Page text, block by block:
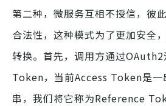
第二种，微服务互相不授信，彼
合法性，这种模式为了更加安全
转换。首先，调用方通过
Token，当前Access Token是一
串，我们将它称为Reference